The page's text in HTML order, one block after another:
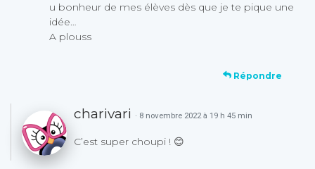
u bonheur de mes élèves dès que je te pique une
idée…
A plouss
Répondre
charivari · 8 novembre 2022 à 19 h 45 min
C’est super choupi ! 😊